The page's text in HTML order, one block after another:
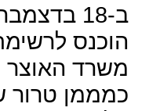
הוכנס
משרד האוצר
כמממן טרור